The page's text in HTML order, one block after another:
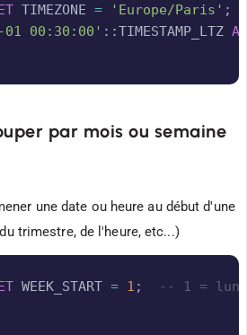
TIMEZONE = 'Europe/Paris' ;
01 00:30:00' ::TIMESTAMP_LTZ
par mois ou semaine
une date ou heure au début d'une
trimestre, de l'heure, etc...)
WEEK_START = 1 ; -- 1 =